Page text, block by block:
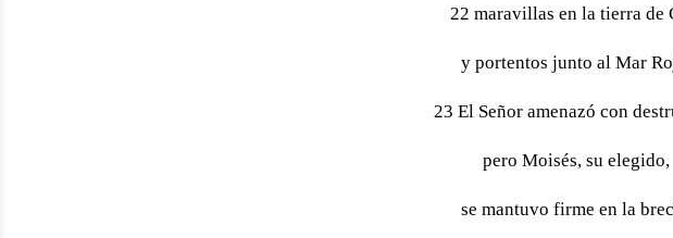
22 maravillas en la tierra de
y portentos junto al Mar
23 El Señor amenazó con
pero Moisés, su elegido,
se mantuvo firme en la